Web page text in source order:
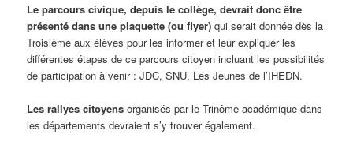
Le parcours civique, depuis le collège, devrait donc être
présenté dans une plaquette (ou flyer) qui serait donnée dès la
Troisième aux élèves pour les informer et leur expliquer les
différentes étapes de ce parcours citoyen incluant les possibilités
de participation à venir : JDC, SNU, Les Jeunes de l’IHEDN.
Les rallyes citoyens organisés par le Trinôme académique dans
les départements devraient s’y trouver également.